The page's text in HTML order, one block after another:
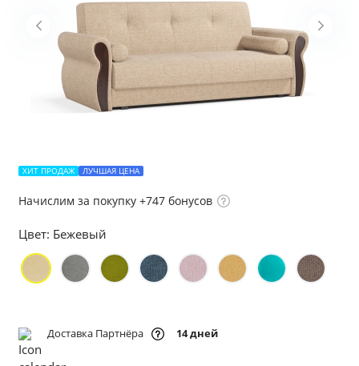
ХИТ ПРОДАЖ ЛУЧШАЯ ЦЕНА
Начислим за покупку +747 бонусов
Цвет: Бежевый
Доставка Партнёра 14 дней